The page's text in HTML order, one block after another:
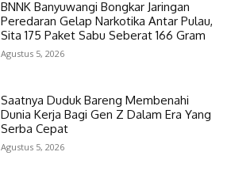
BNNK Banyuwangi Bongkar Jaringan
Peredaran Gelap Narkotika Antar Pulau,
Sita 175 Paket Sabu Seberat 166 Gram
Agustus 5, 2026
Saatnya Duduk Bareng Membenahi
Dunia Kerja Bagi Gen Z Dalam Era Yang
Serba Cepat
Agustus 5, 2026